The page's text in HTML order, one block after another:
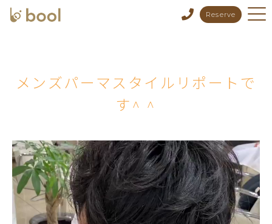
Reserve
メンズパーマスタイルリポートで
す^ ^